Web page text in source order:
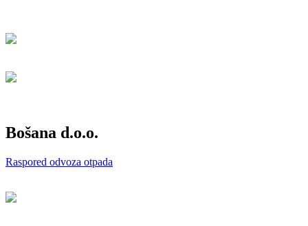
Bošana d.o.o.
Raspored odvoza otpada